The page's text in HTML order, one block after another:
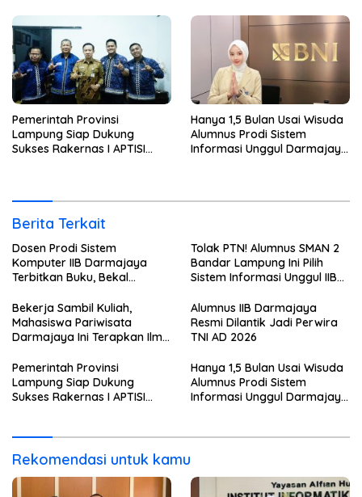
Pemerintah Provinsi
Lampung Siap Dukung
Sukses Rakernas I APTISI
Hanya 1,5 Bulan Usai Wisuda
Alumnus Prodi Sistem
Informasi Unggul Darmajaya
Berita Terkait
Dosen Prodi Sistem
Komputer IIB Darmajaya
Terbitkan Buku, Bekal
Sensor dan Aktuator
Tolak PTN! Alumnus SMAN 2
Bandar Lampung Ini Pilih
Sistem Informasi Unggul IIB
Haru
Bekerja Sambil Kuliah,
Mahasiswa Pariwisata
Darmajaya Ini Terapkan Ilmu
Alumnus IIB Darmajaya
Resmi Dilantik Jadi Perwira
TNI AD 2026
Pemerintah Provinsi
Lampung Siap Dukung
Sukses Rakernas I APTISI
Hanya 1,5 Bulan Usai Wisuda
Alumnus Prodi Sistem
Informasi Unggul Darmajaya
Rekomendasi untuk kamu